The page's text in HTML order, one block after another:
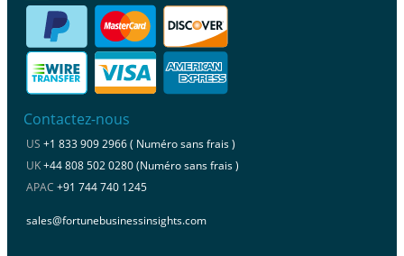
Contactez-nous
US +1 833 909 2966 ( Numéro sans frais )
UK+44 808 502 0280 (Numéro sans frais )
APAC +91 744 740 1245
sales@fortunebusinessinsights.com